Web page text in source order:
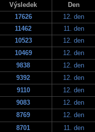
Výsledek
Den
17626
12. den
11462
11. den
10523
12. den
10469
12. den
9838
12. den
9392
12. den
9110
12. den
9083
12. den
8769
12. den
8701 11. den